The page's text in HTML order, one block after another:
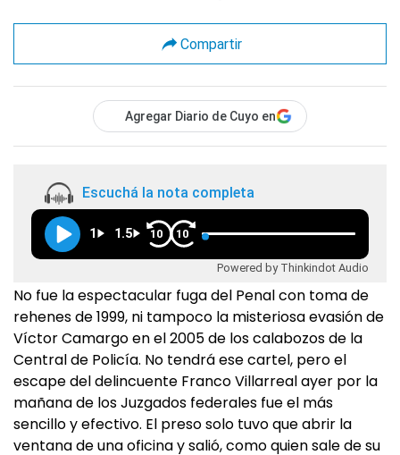
Compartir
Agregar Diario de Cuyo en
Escuchá la nota completa
1 1.5 10 10
Powered by Thinkindot Audio
No fue la espectacular fuga del Penal con toma de
rehenes de 1999, ni tampoco la misteriosa evasión de
Víctor Camargo en el 2005 de los calabozos de la
Central de Policía. No tendrá ese cartel, pero el
escape del delincuente Franco Villarreal ayer por la
mañana de los Juzgados federales fue el más
sencillo y efectivo. El preso solo tuvo que abrir la
ventana de una oficina y salió, como quien sale de su